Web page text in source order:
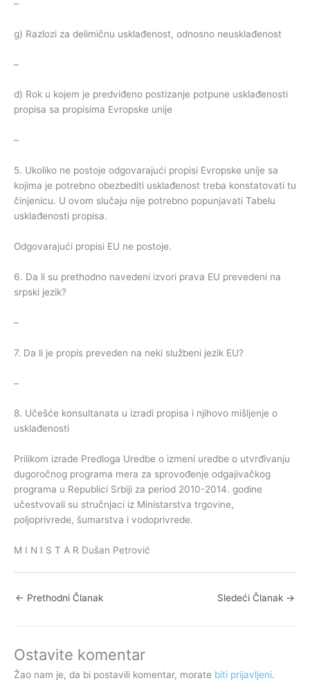
–
g) Razlozi za delimičnu usklađenost, odnosno neusklađenost
–
d) Rok u kojem je predviđeno postizanje potpune usklađenosti
propisa sa propisima Evropske unije
–
5. Ukoliko ne postoje odgovarajući propisi Evropske unije sa
kojima je potrebno obezbediti usklađenost treba konstatovati tu
činjenicu. U ovom slučaju nije potrebno popunjavati Tabelu
usklađenosti propisa.
Odgovarajući propisi EU ne postoje.
6. Da li su prethodno navedeni izvori prava EU prevedeni na
srpski jezik?
–
7. Da li je propis preveden na neki službeni jezik EU?
–
8. Učešće konsultanata u izradi propisa i njihovo mišljenje o
usklađenosti
Prilikom izrade Predloga Uredbe o izmeni uredbe o utvrđivanju
dugoročnog programa mera za sprovođenje odgajivačkog
programa u Republici Srbiji za period 2010-2014. godine
učestvovali su stručnjaci iz Ministarstva trgovine,
poljoprivrede, šumarstva i vodoprivrede.
M I N I S T A R Dušan Petrović
← Prethodni Članak Sledeći Članak →
Ostavite komentar
Žao nam je, da bi postavili komentar, morate biti prijavljeni.